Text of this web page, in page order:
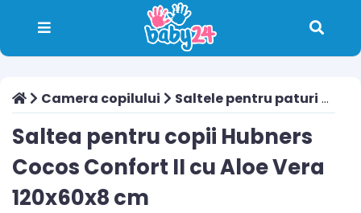
Camera copilului Saltele pentru paturi
Saltea pentru copii Hubners
Cocos Confort II cu Aloe Vera
120x60x8 cm